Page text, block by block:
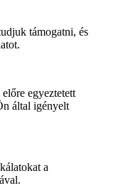
támogatni, és
egyeztetett
által igényelt
a